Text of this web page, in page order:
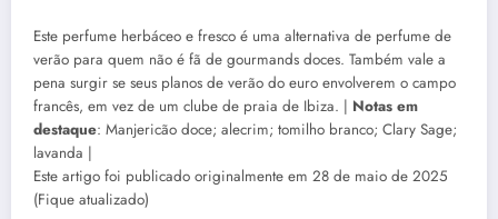
Este perfume herbáceo e fresco é uma alternativa de perfume de
verão para quem não é fã de gourmands doces. Também vale a
pena surgir se seus planos de verão do euro envolverem o campo
francês, em vez de um clube de praia de Ibiza. | Notas em
destaque: Manjericão doce; alecrim; tomilho branco; Clary Sage;
lavanda |
Este artigo foi publicado originalmente em 28 de maio de 2025
(Fique atualizado)